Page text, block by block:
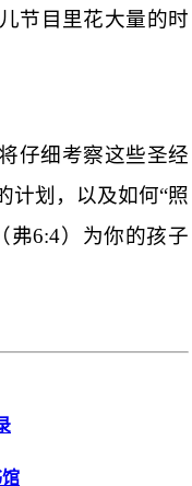
节目里花大量的时
仔细考察这些圣经
计划，以及如何“照
弗6:4）为你的孩子